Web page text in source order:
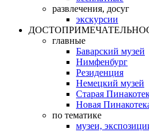
развлечения, досуг
экскурсии
главные
Баварский музей
Нимфенбург
Резиденция
Немецкий музей
Старая
Новая
по тематике
музеи,